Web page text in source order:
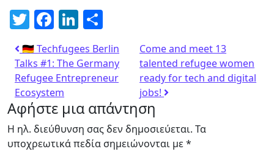
Twitter
Facebook
LinkedIn
🇩🇪 Techfugees Berlin
Talks #1: The Germany
Refugee Entrepreneur
Ecosystem
Come and meet 13
talented refugee women
ready for tech and digital
jobs!
Αφήστε μια απάντηση
Η ηλ. διεύθυνση σας δεν δημοσιεύεται. Τα
υποχρεωτικά πεδία σημειώνονται με*